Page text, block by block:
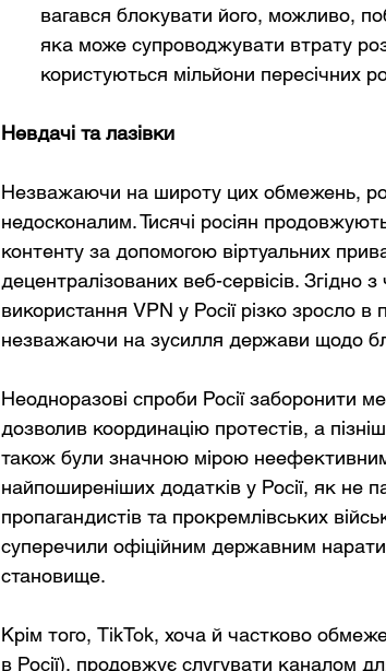
вагався блокувати його, можливо,
яка може супроводжувати втрату
користуються мільйони пересічних
Невдачі та лазівки
Незважаючи на широту цих обмежень,
недосконалим. Тисячі росіян
контенту за допомогою віртуальних
децентралізованих веб-сервісів.
використання VPN у Росії різко зросло
незважаючи на зусилля держави щодо
Неодноразові спроби Росії заборонити
дозволив координацію протестів, а
також були значною мірою
найпоширеніших додатків у Росії, як
пропагандистів та прокремлівських
суперечили офіційним державним
становище.
Крім того, TikTok, хоча й частково
в Росії), продовжує слугувати каналом